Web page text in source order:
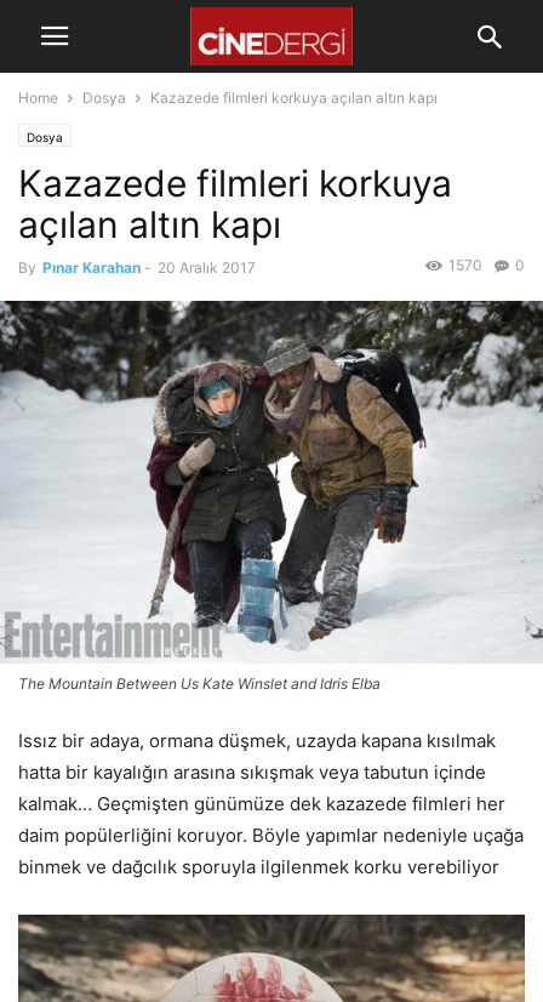
Home Dosya Kazazede filmleri korkuya açılan altın kapı
Dosya
Kazazede filmleri korkuya
açılan altın kapı
By Pınar Karahan - 20 Aralık 2017 0
1570
The Mountain Between Us Kate Winslet and Idris Elba
Issız bir adaya, ormana düşmek, uzayda kapana kısılmak
hatta bir kayalığın arasına sıkışmak veya tabutun içinde
kalmak… Geçmişten günümüze dek kazazede filmleri her
daim popülerliğini koruyor. Böyle yapımlar nedeniyle uçağa
binmek ve dağcılık sporuyla ilgilenmek korku verebiliyor